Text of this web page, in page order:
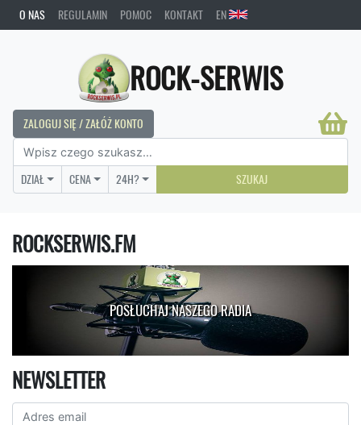
O NAS REGULAMIN POMOC KONTAKT EN
ROCK-SERWIS
ZALOGUJ SIĘ / ZAŁÓŻ KONTO
DZIAŁ CENA 24H? SZUKAJ
ROCKSERWIS.FM
POSŁUCHAJ NASZEGO RADIA
NEWSLETTER